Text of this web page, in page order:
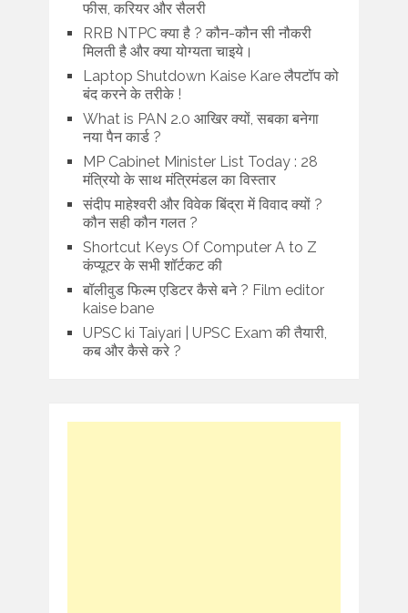
फीस, करियर और सैलरी
RRB NTPC क्या है ? कौन-कौन सी नौकरी
मिलती है और क्या योग्यता चाइये।
Laptop Shutdown Kaise Kare लैपटॉप को
बंद करने के तरीके !
What is PAN 2.0 आखिर क्यों, सबका बनेगा
नया पैन कार्ड ?
MP Cabinet Minister List Today : 28
मंत्रियो के साथ मंत्रिमंडल का विस्तार
संदीप माहेश्वरी और विवेक बिंद्रा में विवाद क्यों ?
कौन सही कौन गलत ?
Shortcut Keys Of Computer A to Z
कंप्यूटर के सभी शॉर्टकट की
बॉलीवुड फिल्म एडिटर कैसे बने ? Film editor
kaise bane
UPSC ki Taiyari | UPSC Exam की तैयारी,
कब और कैसे करे ?